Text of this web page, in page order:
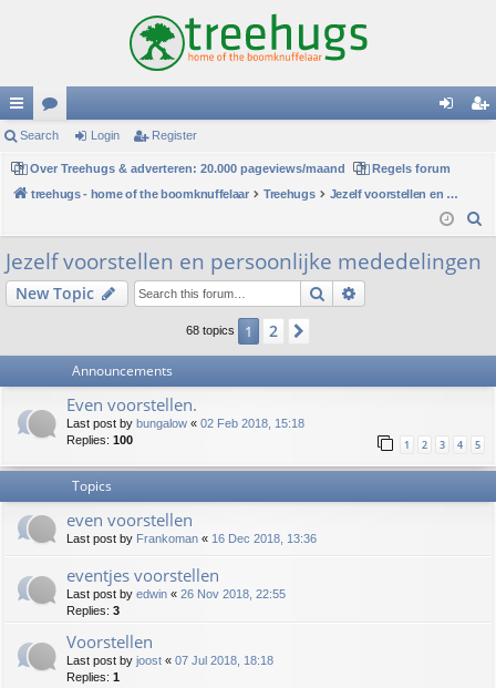
ui
ck
lin
ks
or
u
m
s
in
Search Login Register
Over Treehugs & adverteren: 20.000 pageviews/maand
Regels forum
treehugs - home of the boomknuffelaar
Treehugs
Jezelf voorstellen en persoonlijke mededelingen
Jezelf voorstellen en persoonlijke mededelingen
New Topic Search
68 topics 1 2
Announcements
Even voorstellen.
Last post by bungalow « 02 Feb 2018, 15:18
Replies: 100 1 2 3 4 5
Topics
even voorstellen
Last post by Frankoman « 16 Dec 2018, 13:36
eventjes voorstellen
Last post by edwin « 26 Nov 2018, 22:55
Replies: 3
Voorstellen
Last post by joost « 07 Jul 2018, 18:18
Replies: 1